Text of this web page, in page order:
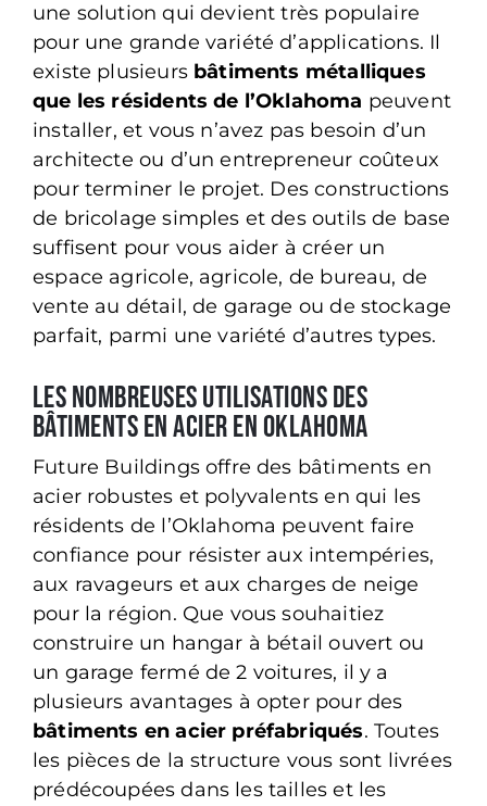
une solution qui devient très populaire
pour une grande variété d’applications. Il
existe plusieurs bâtiments métalliques
que les résidents de l’Oklahoma peuvent
installer, et vous n’avez pas besoin d’un
architecte ou d’un entrepreneur coûteux
pour terminer le projet. Des constructions
de bricolage simples et des outils de base
suffisent pour vous aider à créer un
espace agricole, agricole, de bureau, de
vente au détail, de garage ou de stockage
parfait, parmi une variété d’autres types.
Les nombreuses utilisations des
bâtiments en acier en Oklahoma
Future Buildings offre des bâtiments en
acier robustes et polyvalents en qui les
résidents de l’Oklahoma peuvent faire
confiance pour résister aux intempéries,
aux ravageurs et aux charges de neige
pour la région. Que vous souhaitiez
construire un hangar à bétail ouvert ou
un garage fermé de 2 voitures, il y a
plusieurs avantages à opter pour des
bâtiments en acier préfabriqués. Toutes
les pièces de la structure vous sont livrées
prédécoupées dans les tailles et les